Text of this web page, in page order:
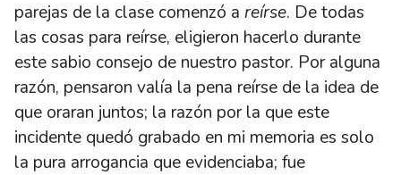
parejas de la clase comenzó a reírse. De todas
las cosas para reírse, eligieron hacerlo durante
este sabio consejo de nuestro pastor. Por alguna
razón, pensaron valía la pena reírse de la idea de
que oraran juntos; la razón por la que este
incidente quedó grabado en mi memoria es solo
la pura arrogancia que evidenciaba; fue